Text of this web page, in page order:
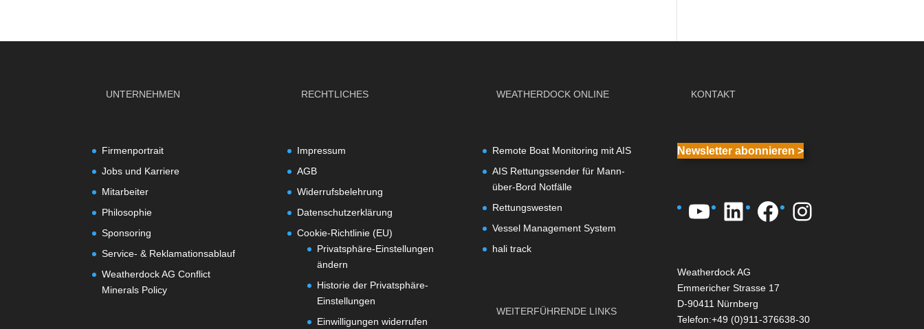
UNTERNEHMEN
Firmenportrait
Jobs und Karriere
Mitarbeiter
Philosophie
Sponsoring
Service- & Reklamationsablauf
Weatherdock AG Conflict
Minerals Policy
RECHTLICHES
Impressum
AGB
Widerrufsbelehrung
Datenschutzerklärung
Cookie-Richtlinie (EU)
Privatsphäre-Einstellungen
ändern
Historie der Privatsphäre-
Einstellungen
Einwilligungen widerrufen
WEATHERDOCK ONLINE
Remote Boat Monitoring mit AIS
AIS Rettungssender für Mann-
über-Bord Notfälle
Rettungswesten
Vessel Management System
hali track
WEITERFÜHRENDE LINKS
KONTAKT
Newsletter abonnieren >
YouTube
LinkedIn
Facebook
Instagram
Weatherdock AG
Emmericher Strasse 17
D-90411 Nürnberg
Telefon:+49 (0)911-376638-30